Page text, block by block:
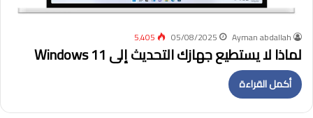
Ayman abdallah
05/08/2025 5٬405
لماذا لا يستطيع جهازك التحديث إلى Windows 11
أكمل القراءة